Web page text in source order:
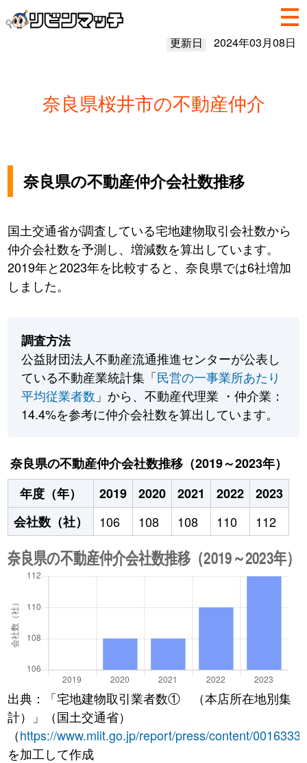
更新日 2024年03月08日
奈良県桜井市の不動産仲介
奈良県の不動産仲介会社数推移
国土交通省が調査している宅地建物取引会社数から
仲介会社数を予測し、増減数を算出しています。
2019年と2023年を比較すると、奈良県では6社増加
しました。
調査方法
公益財団法人不動産流通推進センターが公表し
ている不動産業統計集「民営の一事業所あたり
平均従業者数 」から、不動産代理業 ・仲介業：
14.4%を参考に仲介会社数を算出しています。
奈良県の不動産仲介会社数推移（2019～2023年）
年度（年）
2019 2020 2021 2022
2023
会社数（社）
106 108 108 110 112
出典：「宅地建物取引業者数① （本店所在地別集
計）」（国土交通省）
（https://www.mlit.go.jp/report/press/content/
を加工して作成